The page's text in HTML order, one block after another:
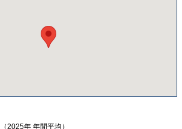
（2025年 年間平均）